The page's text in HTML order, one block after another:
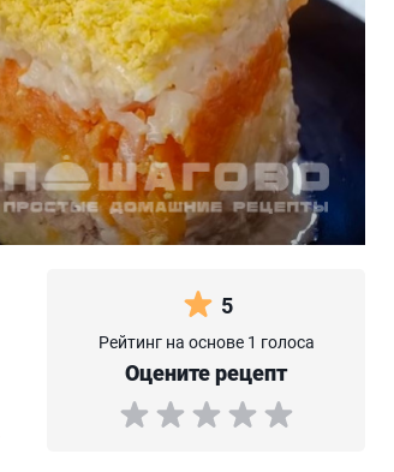
5
Рейтинг на основе 1 голоса
Оцените рецепт